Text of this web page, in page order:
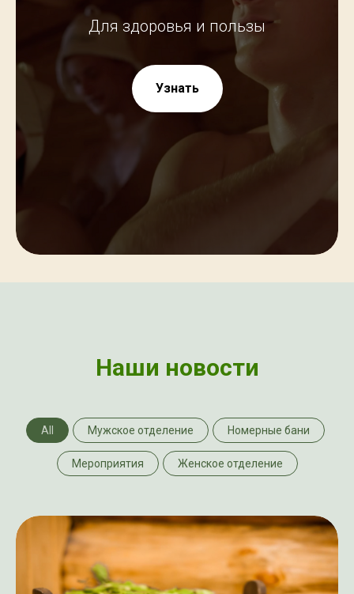
Для здоровья и пользы
Узнать
Наши новости
All Мужское отделение Номерные бани
Мероприятия Женское отделение